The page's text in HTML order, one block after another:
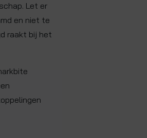
Let er
en niet te
raakt bij het